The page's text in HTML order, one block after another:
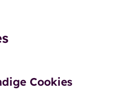
Cookies